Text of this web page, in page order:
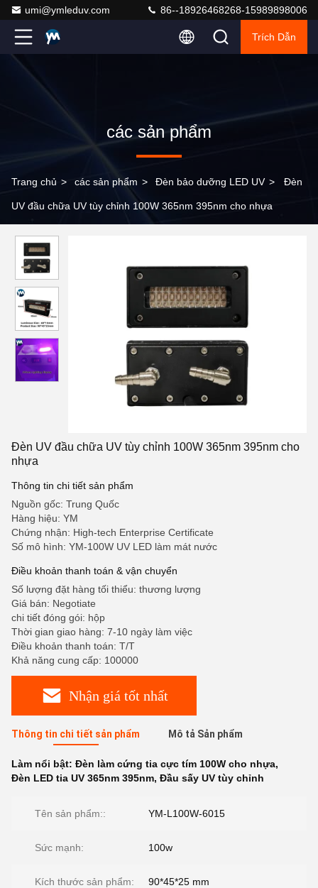
umi@ymleduv.com 86--18926468268-15989898006
Trích Dẫn
các sản phẩm
Trang chủ > các sản phẩm > Đèn bảo dưỡng LED UV > Đèn
UV đầu chữa UV tùy chỉnh 100W 365nm 395nm cho nhựa
Đèn UV đầu chữa UV tùy chỉnh 100W 365nm 395nm cho
nhựa
Thông tin chi tiết sản phẩm
Nguồn gốc: Trung Quốc
Hàng hiệu: YM
Chứng nhận: High-tech Enterprise Certificate
Số mô hình: YM-100W UV LED làm mát nước
Điều khoản thanh toán & vận chuyển
Số lượng đặt hàng tối thiểu: thương lượng
Giá bán: Negotiate
chi tiết đóng gói: hộp
Thời gian giao hàng: 7-10 ngày làm việc
Điều khoản thanh toán: T/T
Khả năng cung cấp: 100000
Nhận giá tốt nhất
Thông tin chi tiết sản phẩm Mô tả Sản phẩm
Làm nổi bật: Đèn làm cứng tia cực tím 100W cho nhựa,
Đèn LED tia UV 365nm 395nm, Đầu sấy UV tùy chỉnh
Tên sản phẩm:: YM-L100W-6015
Sức mạnh: 100w
Kích thước sản phẩm: 90*45*25 mm